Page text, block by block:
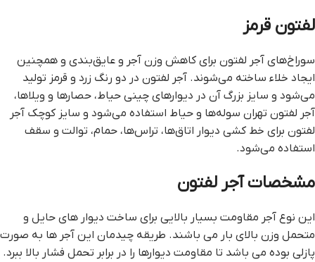
لفتون قرمز
سوراخ‌های آجر لفتون برای کاهش وزن آجر و عایق‌بندی و همچنین
ایجاد خلاء ساخته می‌شوند. آجر لفتون در دو رنگ زرد و قرمز تولید
می‌شود و سایز بزرگ آن در دیوارهای چینی حیاط، حصارها و ویلاها،
آجر لفتون تهران سوله‌ها و حیاط استفاده می‌شود و سایز کوچک آجر
لفتون برای خط کشی دیوار اتاق‌ها، تراس‌ها، حمام، توالت و سقف
استفاده می‌شود.
مشخصات آجر لفتون
این نوع آجر مقاومت بسیار بالایی برای ساخت دیوار های حایل و
متحمل وزن بالای بار می باشند. طریقه چیدمان این آجر ها به صورت
پازلی بوده می باشد تا مقاومت دیوارها را در برابر تحمل فشار بالا ببرد.